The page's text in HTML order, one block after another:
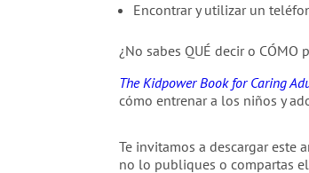
Encontrar y utilizar un
¿No sabes QUÉ decir o
The Kidpower Book for Caring
cómo entrenar a los niños y
Te invitamos a descargar este
no lo publiques o compartas